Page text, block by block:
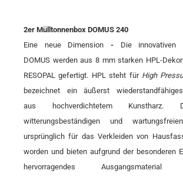
2er Mülltonnenbox DOMUS 240
Eine neue Dimension - Die innovativen
DOMUS werden aus 8 mm starken HPL-
RESOPAL gefertigt. HPL steht für High
bezeichnet ein äußerst
aus hochverdichtetem Kunstharz.
witterungsbeständigen und
ursprünglich für das Verkleiden von
worden und bieten aufgrund der besonderen
hervorragendes